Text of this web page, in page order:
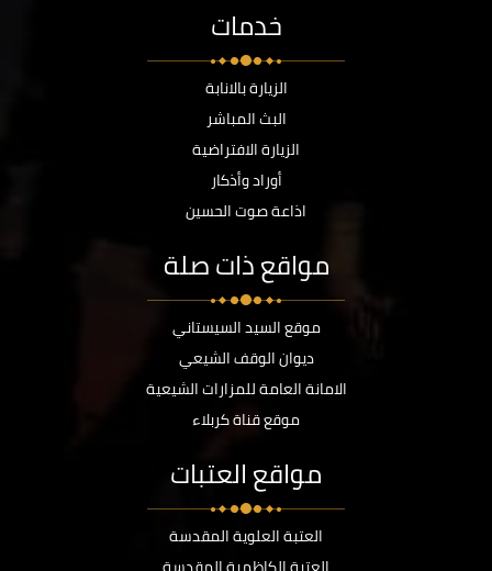
خدمات
الزيارة بالانابة
البث المباشر
الزيارة الافتراضية
أوراد وأذكار
اذاعة صوت الحسين
مواقع ذات صلة
موقع السيد السيستاني
ديوان الوقف الشيعي
الامانة العامة للمزارات الشيعية
موقع قناة كربلاء
مواقع العتبات
العتبة العلوية المقدسة